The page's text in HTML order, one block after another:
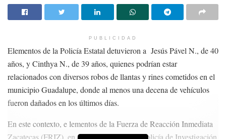
PUBLICIDAD
Elementos de la Policía Estatal detuvieron a Jesús Pável N., de 40
años, y Cinthya N., de 39 años, quienes podrían estar
relacionados con diversos robos de llantas y rines cometidos en el
municipio Guadalupe, donde al menos una decena de vehículos
fueron dañados en los últimos días.
En este contexto, e lementos de la Fuerza de Reacción Inmediata
Zacatecas (FRIZ), en coordinación con la Policía de Investigación